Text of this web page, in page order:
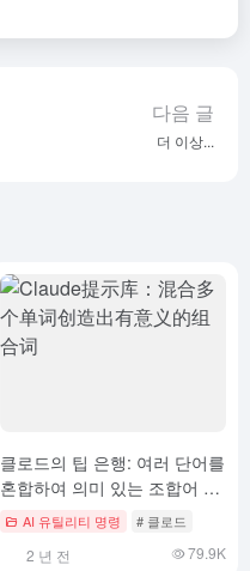
다음 글
더 이상...
클로드의 팁 은행: 여러 단어를
혼합하여 의미 있는 조합어 만
들기AI 유틸리티 명령 # 클로드
2 년 전 79.9K